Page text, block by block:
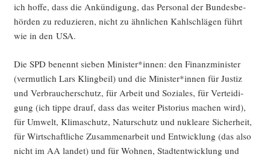
ich hof­fe, dass die Ankün­di­gung, das Per­so­nal der Bun­des­be­
hör­den zu redu­zie­ren, nicht zu ähn­li­chen Kahl­schlä­gen führt
wie in den USA.
Die SPD benennt sie­ben Minister*innen: den Finanz­mi­nis­ter
(ver­mut­lich Lars Kling­beil) und die Minister*innen für Jus­tiz
und Ver­brau­cher­schutz, für Arbeit und Sozia­les, für Ver­tei­di­
gung (ich tip­pe drauf, dass das wei­ter Pis­to­ri­us machen wird),
für Umwelt, Kli­ma­schutz, Natur­schutz und nuklea­re Sicher­heit,
für Wirt­schaft­li­che Zusam­men­ar­beit und Ent­wick­lung (das also
nicht im AA lan­det) und für Woh­nen, Stadt­ent­wick­lung und